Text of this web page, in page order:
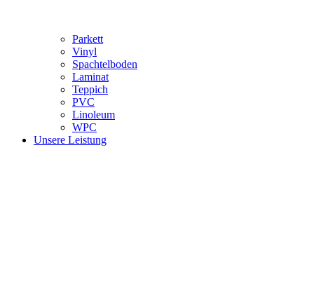
Parkett
Vinyl
Spachtelboden
Laminat
Teppich
PVC
Linoleum
WPC
Unsere Leistung